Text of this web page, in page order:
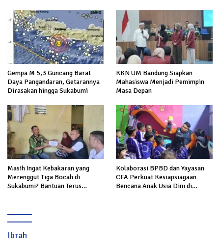
Gempa M 5,3 Guncang Barat
Daya Pangandaran, Getarannya
Dirasakan hingga Sukabumi
KKN UM Bandung Siapkan
Mahasiswa Menjadi Pemimpin
Masa Depan
Masih Ingat Kebakaran yang
Merenggut Tiga Bocah di
Sukabumi? Bantuan Terus
Kolaborasi BPBD dan Yayasan
CFA Perkuat Kesiapsiagaan
Bencana Anak Usia Dini di
Ibrah